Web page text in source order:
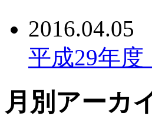
2016.04.05
平成29年
月別アーカ